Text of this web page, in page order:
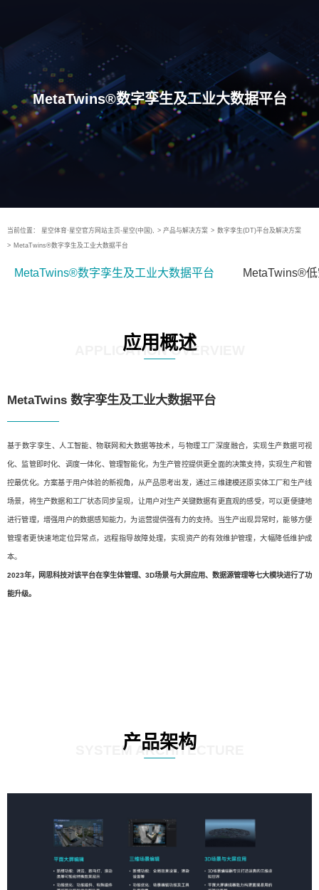
MetaTwins®数字孪生及工业大数据平台
当前位置： 星空体育·星空官方网站主页-星空(中国), > 产品与解决方案 > 数字孪生(DT)平台及解决方案
> MetaTwins®数字孪生及工业大数据平台
MetaTwins®数字孪生及工业大数据平台 MetaTwins®
应用概述
APPLICATION OVERVIEW
MetaTwins 数字孪生及工业大数据平台
基于数字孪生、人工智能、物联网和大数据等技术，与物理工厂深度融合，实现生产数据可视
化、监管即时化、调度一体化、管理智能化，为生产管控提供更全面的决策支持，实现生产和管
控最优化。方案基于用户体验的新视角，从产品思考出发，通过三维建模还原实体工厂和生产线
场景，将生产数据和工厂状态同步呈现，让用户对生产关键数据有更直观的感受，可以更便捷地
进行管理，增强用户的数据感知能力，为运营提供强有力的支持。当生产出现异常时，能够方便
管理者更快速地定位异常点，远程指导故障处理，实现资产的有效维护管理，大幅降低维护成
本。
2023年，网思科技对该平台在孪生体管理、3D场景与大屏应用、数据源管理等七大模块进行了功
能升级。
产品架构
SYSTEM ARCHITECTURE